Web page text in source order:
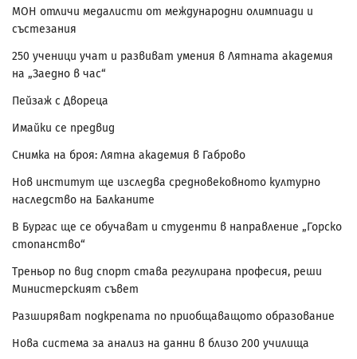
МОН отличи медалисти от международни олимпиади и
състезания
250 ученици учат и развиват умения в Лятната академия
на „Заедно в час“
Пейзаж с Двореца
Имайки се предвид
Снимка на броя: Лятна академия в Габрово
Нов институт ще изследва средновековното културно
наследство на Балканите
В Бургас ще се обучават и студенти в направление „Горско
стопанство“
Треньор по вид спорт става регулирана професия, реши
Министерският съвет
Разширяват подкрепата по приобщаващото образование
Нова система за анализ на данни в близо 200 училища